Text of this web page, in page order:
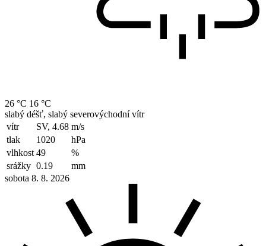
26 °C 16 °C
slabý déšť, slabý severovýchodní vítr
vítr
SV, 4.68 m/s
tlak
1020
hPa
vlhkost 49
%
srážky 0.19
mm
sobota 8. 8. 2026